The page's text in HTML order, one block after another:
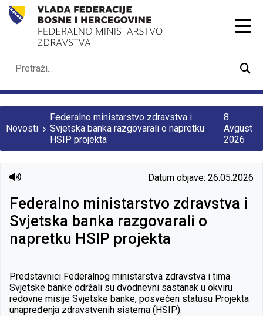
Novosti
Federalno ministarstvo zdravstva i
Svjetska banka razgovarali o napretku
HSIP projekta
8.
Avgust
2026
Datum objave: 26.05.2026
Federalno ministarstvo zdravstva i
Svjetska banka razgovarali o
napretku HSIP projekta
Predstavnici Federalnog ministarstva zdravstva i tima
Svjetske banke održali su dvodnevni sastanak u okviru
redovne misije Svjetske banke, posvećen statusu Projekta
unapređenja zdravstvenih sistema (HSIP).